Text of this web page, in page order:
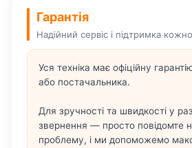
Гарантія
Надійний сервіс і підтримка
Уся техніка має офіційну
або постачальника.
Для зручності та швидкості у
звернення — просто повідомте
проблему, і ми допоможемо